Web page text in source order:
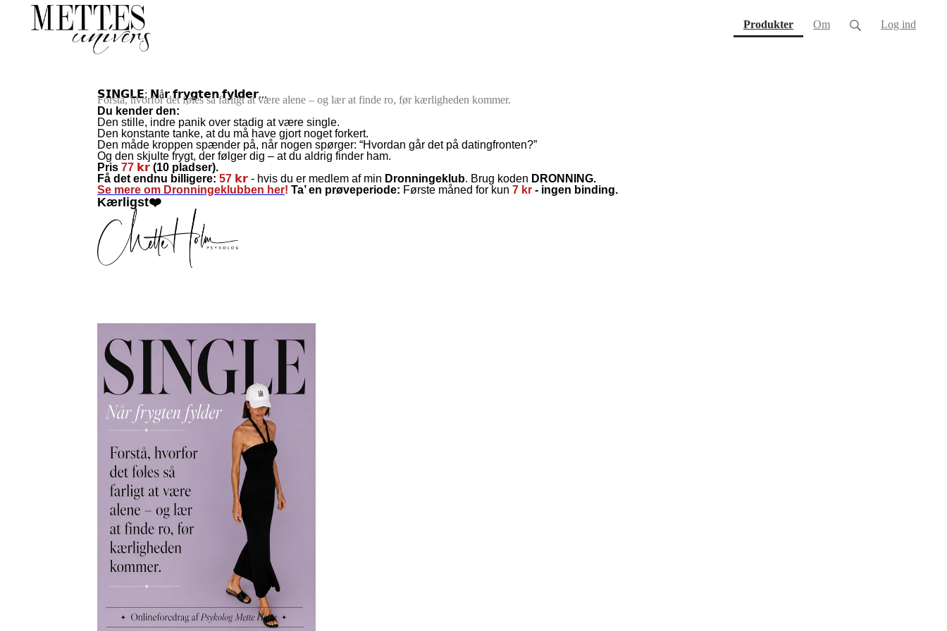
Produkter(current)
Om Log ind
𝗦𝗜𝗡𝗚𝗟𝗘: 𝗡å𝗿 𝗳𝗿𝘆𝗴𝘁𝗲𝗻 𝗳𝘆𝗹𝗱𝗲𝗿...
Forstå, hvorfor det føles så farligt at være alene – og lær at finde ro, før kærligheden kommer.
Du kender den:
Den stille, indre panik over stadig at være single.
Den konstante tanke, at du må have gjort noget forkert.
Den måde kroppen spænder på, når nogen spørger: “Hvordan går det på datingfronten?”
Og den skjulte frygt, der følger dig – at du aldrig finder ham.
Pris 77 𝗸𝗿 (10 pladser).
Få det endnu billigere: 57 𝗸𝗿 - hvis du er medlem af min Dronningeklub. Brug koden DRONNING.
Se mere om Dronningeklubben her! Ta’ en prøveperiode: Første måned for kun 7 kr - ingen binding.
Kærligst❤️